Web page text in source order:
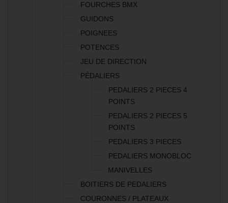
FOURCHES BMX
GUIDONS
POIGNEES
POTENCES
JEU DE DIRECTION
PÉDALIERS
PEDALIERS 2 PIECES 4
POINTS
PEDALIERS 2 PIECES 5
POINTS
PEDALIERS 3 PIECES
PEDALIERS MONOBLOC
MANIVELLES
BOITIERS DE PEDALIERS
COURONNES / PLATEAUX